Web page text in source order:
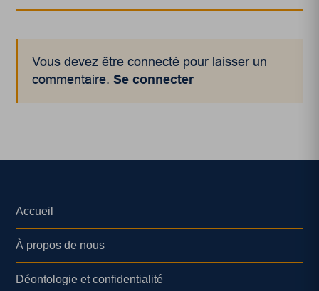
Vous devez être connecté pour laisser un
commentaire.Se connecter
Accueil
À propos de nous
Déontologie et confidentialité